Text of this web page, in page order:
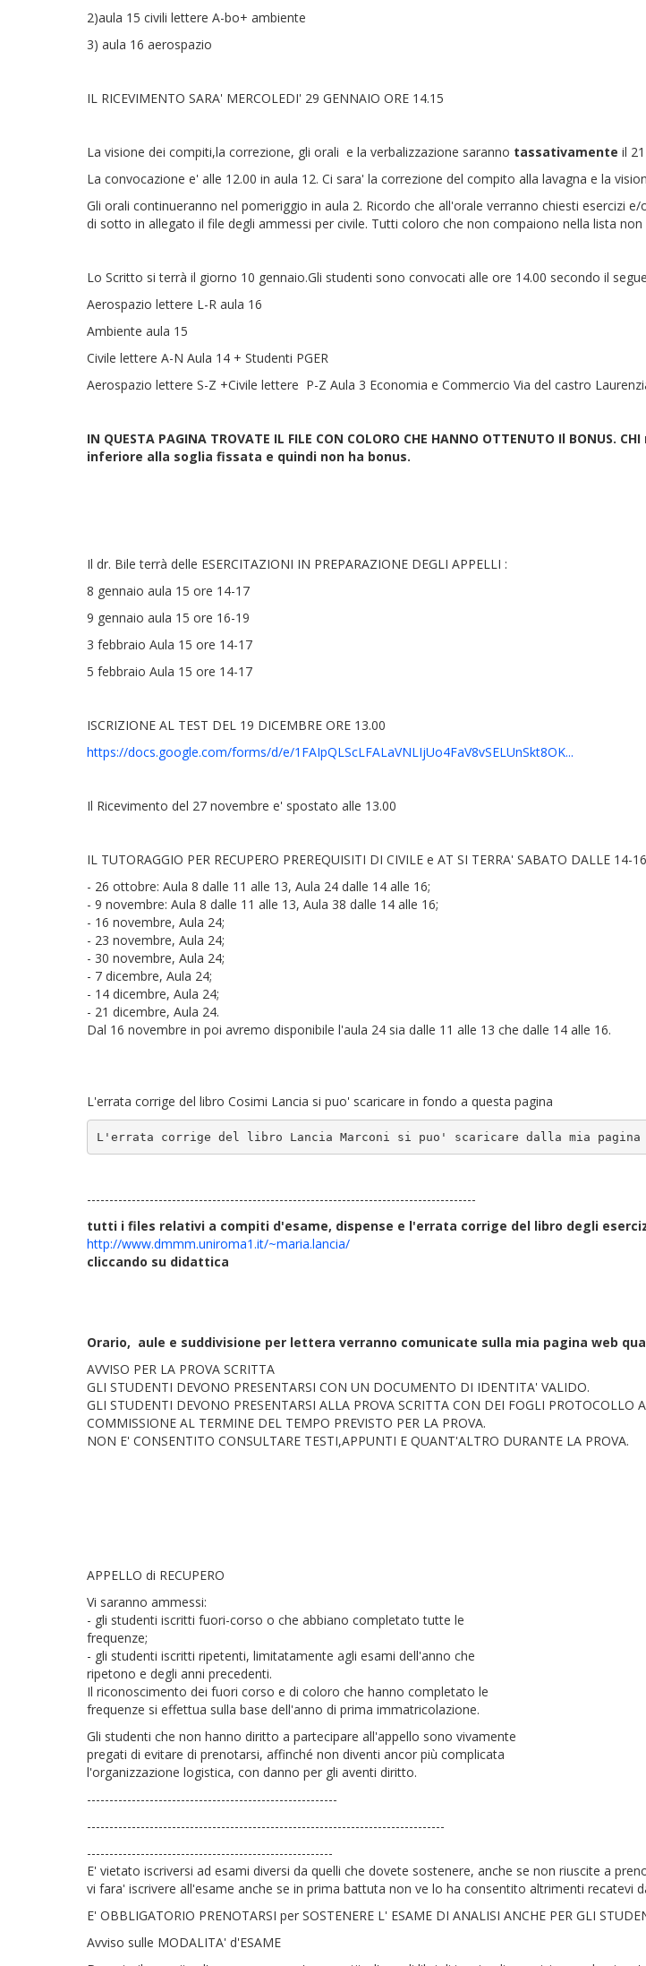
2)aula 15 civili lettere A-bo+ ambiente
3) aula 16 aerospazio
IL RICEVIMENTO SARA' MERCOLEDI' 29 GENNAIO ORE 14.15
La visione dei compiti,la correzione, gli orali e la verbalizzazione saranno tassativamente il
La convocazione e' alle 12.00 in aula 12. Ci sara' la correzione del compito alla lavagna e la
Gli orali continueranno nel pomeriggio in aula 2. Ricordo che all'orale verranno chiesti esercizi
di sotto in allegato il file degli ammessi per civile. Tutti coloro che non compaiono nella lista non
Lo Scritto si terrà il giorno 10 gennaio.Gli studenti sono convocati alle ore 14.00 secondo il
Aerospazio lettere L-R aula 16
Ambiente aula 15
Civile lettere A-N Aula 14 + Studenti PGER
Aerospazio lettere S-Z +Civile lettere P-Z Aula 3 Economia e Commercio Via del castro
IN QUESTA PAGINA TROVATE IL FILE CON COLORO CHE HANNO OTTENUTO Il
inferiore alla soglia fissata e quindi non ha bonus.
Il dr. Bile terrà delle ESERCITAZIONI IN PREPARAZIONE DEGLI APPELLI :
8 gennaio aula 15 ore 14-17
9 gennaio aula 15 ore 16-19
3 febbraio Aula 15 ore 14-17
5 febbraio Aula 15 ore 14-17
ISCRIZIONE AL TEST DEL 19 DICEMBRE ORE 13.00
https://docs.google.com/forms/d/e/1FAIpQLScLFALaVNLIjUo4FaV8vSELUnSkt8OK...
Il Ricevimento del 27 novembre e' spostato alle 13.00
IL TUTORAGGIO PER RECUPERO PREREQUISITI DI CIVILE e AT SI TERRA' SABATO DALLE 14-16
- 26 ottobre: Aula 8 dalle 11 alle 13, Aula 24 dalle 14 alle 16;
- 9 novembre: Aula 8 dalle 11 alle 13, Aula 38 dalle 14 alle 16;
- 16 novembre, Aula 24;
- 23 novembre, Aula 24;
- 30 novembre, Aula 24;
- 7 dicembre, Aula 24;
- 14 dicembre, Aula 24;
- 21 dicembre, Aula 24.
Dal 16 novembre in poi avremo disponibile l'aula 24 sia dalle 11 alle 13 che dalle 14 alle 16.
L'errata corrige del libro Cosimi Lancia si puo' scaricare in fondo a questa pagina
L'errata corrige del libro Lancia Marconi si puo' scaricare dalla mia pagina
---------------------------------------------------------------------------------------
tutti i files relativi a compiti d'esame, dispense e l'errata corrige del libro degli
http://www.dmmm.uniroma1.it/~maria.lancia/
cliccando su didattica
Orario, aule e suddivisione per lettera verranno comunicate sulla mia pagina web
AVVISO PER LA PROVA SCRITTA
GLI STUDENTI DEVONO PRESENTARSI CON UN DOCUMENTO DI IDENTITA' VALIDO.
GLI STUDENTI DEVONO PRESENTARSI ALLA PROVA SCRITTA CON DEI FOGLI
COMMISSIONE AL TERMINE DEL TEMPO PREVISTO PER LA PROVA.
NON E' CONSENTITO CONSULTARE TESTI,APPUNTI E QUANT'ALTRO DURANTE LA PROVA.
APPELLO di RECUPERO
Vi saranno ammessi:
- gli studenti iscritti fuori-corso o che abbiano completato tutte le
frequenze;
- gli studenti iscritti ripetenti, limitatamente agli esami dell'anno che
ripetono e degli anni precedenti.
Il riconoscimento dei fuori corso e di coloro che hanno completato le
frequenze si effettua sulla base dell'anno di prima immatricolazione.
Gli studenti che non hanno diritto a partecipare all'appello sono vivamente
pregati di evitare di prenotarsi, affinché non diventi ancor più complicata
l'organizzazione logistica, con danno per gli aventi diritto.
--------------------------------------------------------
--------------------------------------------------------------------------------
-------------------------------------------------------
E' vietato iscriversi ad esami diversi da quelli che dovete sostenere, anche se non riuscite a
vi fara' iscrivere all'esame anche se in prima battuta non ve lo ha consentito altrimenti recatevi
E' OBBLIGATORIO PRENOTARSI per SOSTENERE L' ESAME DI ANALISI ANCHE PER GLI
Avviso sulle MODALITA' d'ESAME